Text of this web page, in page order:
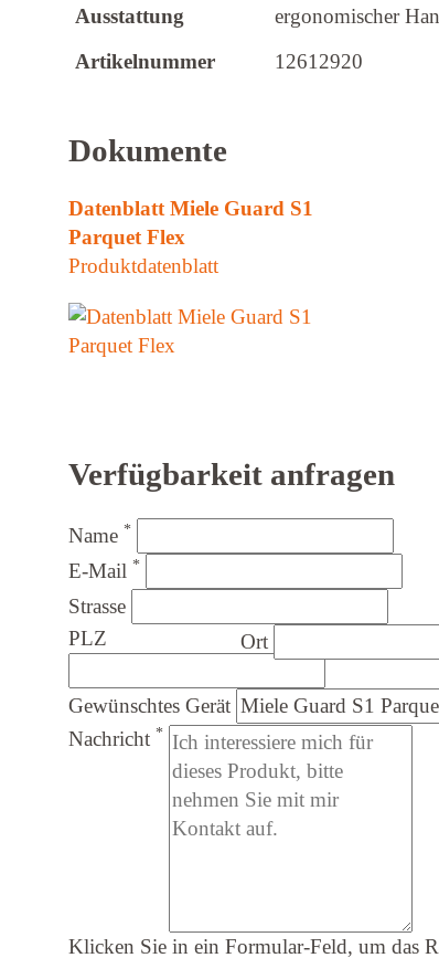
Ausstattung
ergonomischer
Artikelnummer
12612920
Dokumente
Datenblatt Miele Guard S1
Parquet Flex
Produktdatenblatt
Verfügbarkeit anfragen
Name *
E-Mail *
Strasse
PLZ
Ort
Gewünschtes Gerät
Nachricht *
Klicken Sie in ein Formular-Feld, um das